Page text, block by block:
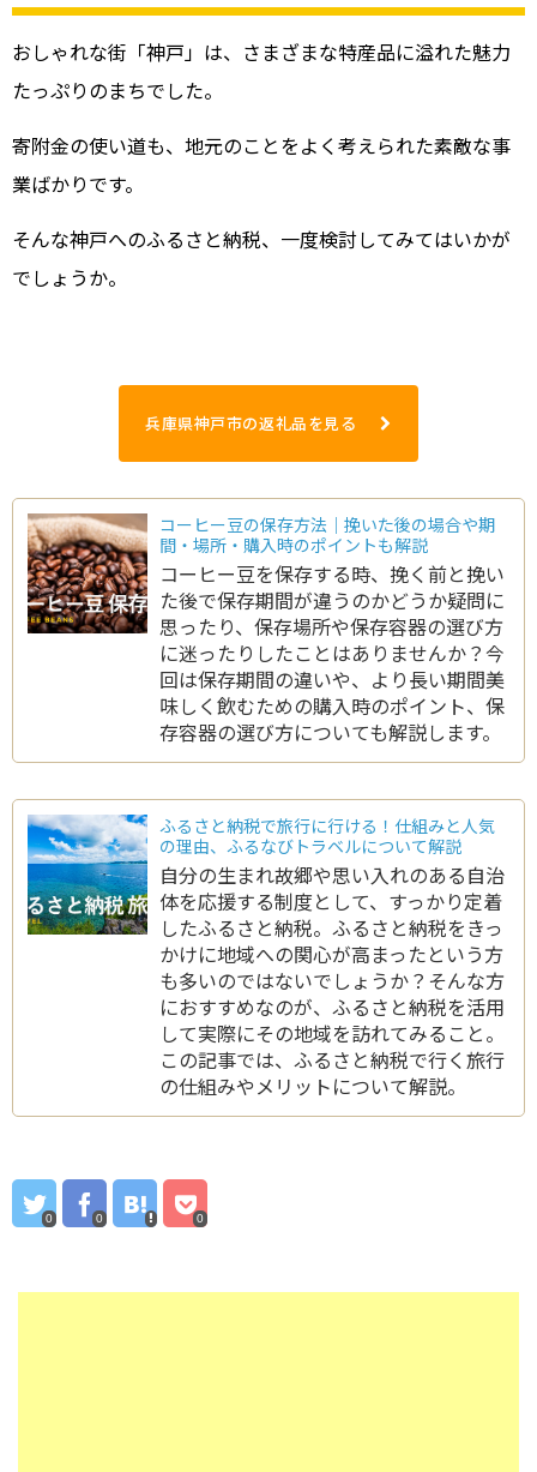
おしゃれな街「神戸」は、さまざまな特産品に溢れた魅力
たっぷりのまちでした。
寄附金の使い道も、地元のことをよく考えられた素敵な事
業ばかりです。
そんな神戸へのふるさと納税、一度検討してみてはいかが
でしょうか。
兵庫県神戸市の返礼品を見る
コーヒー豆の保存方法｜挽いた後の場合や期
間・場所・購入時のポイントも解説
コーヒー豆を保存する時、挽く前と挽い
た後で保存期間が違うのかどうか疑問に
思ったり、保存場所や保存容器の選び方
に迷ったりしたことはありませんか？今
回は保存期間の違いや、より長い期間美
味しく飲むための購入時のポイント、保
存容器の選び方についても解説します。
ふるさと納税で旅行に行ける！仕組みと人気
の理由、ふるなびトラベルについて解説
自分の生まれ故郷や思い入れのある自治
体を応援する制度として、すっかり定着
したふるさと納税。ふるさと納税をきっ
かけに地域への関心が高まったという方
も多いのではないでしょうか？そんな方
におすすめなのが、ふるさと納税を活用
して実際にその地域を訪れてみること。
この記事では、ふるさと納税で行く旅行
の仕組みやメリットについて解説。
0 0 0